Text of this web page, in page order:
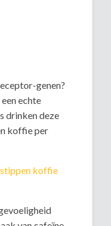
genen?
echte
drinken deze
koffie per
koffie